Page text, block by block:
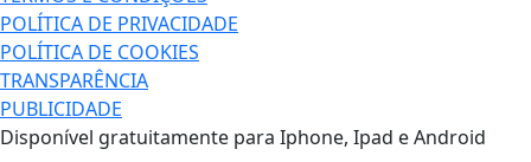
POLÍTICA DE PRIVACIDADE
POLÍTICA DE COOKIES
TRANSPARÊNCIA
PUBLICIDADE
Disponível gratuitamente para Iphone, Ipad e Android